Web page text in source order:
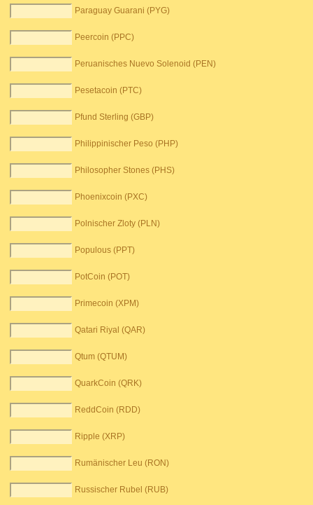
Paraguay Guarani (PYG)
Peercoin (PPC)
Peruanisches Nuevo Solenoid (PEN)
Pesetacoin (PTC)
Pfund Sterling (GBP)
Philippinischer Peso (PHP)
Philosopher Stones (PHS)
Phoenixcoin (PXC)
Polnischer Zloty (PLN)
Populous (PPT)
PotCoin (POT)
Primecoin (XPM)
Qatari Riyal (QAR)
Qtum (QTUM)
QuarkCoin (QRK)
ReddCoin (RDD)
Ripple (XRP)
Rumänischer Leu (RON)
Russischer Rubel (RUB)